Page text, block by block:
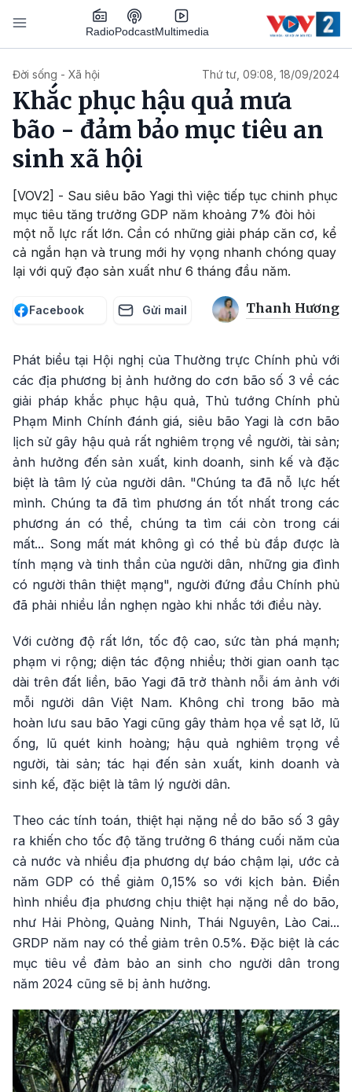
Nhảy đến nội dung
RadioPodcastMultimedia
Đời sống - Xã hội Thứ tư, 09:08, 18/09/2024
Khắc phục hậu quả mưa
bão - đảm bảo mục tiêu an
sinh xã hội
[VOV2] - Sau siêu bão Yagi thì việc tiếp tục chinh phục
mục tiêu tăng trưởng GDP năm khoảng 7% đòi hỏi
một nỗ lực rất lớn. Cần có những giải pháp căn cơ, kể
cả ngắn hạn và trung mới hy vọng nhanh chóng quay
lại với quỹ đạo sản xuất như 6 tháng đầu năm.
Facebook Gửi mail Thanh Hương
Phát biểu tại Hội nghị của Thường trực Chính phủ với
các địa phương bị ảnh hưởng do cơn bão số 3 về các
giải pháp khắc phục hậu quả, Thủ tướng Chính phủ
Phạm Minh Chính đánh giá, siêu bão Yagi là cơn bão
lịch sử gây hậu quả rất nghiêm trọng về người, tài sản;
ảnh hưởng đến sản xuất, kinh doanh, sinh kế và đặc
biệt là tâm lý của người dân. "Chúng ta đã nỗ lực hết
mình. Chúng ta đã tìm phương án tốt nhất trong các
phương án có thể, chúng ta tìm cái còn trong cái
mất... Song mất mát không gì có thể bù đắp được là
tính mạng và tinh thần của người dân, những gia đình
có người thân thiệt mạng", người đứng đầu Chính phủ
đã phải nhiều lần nghẹn ngào khi nhắc tới điều này.
Với cường độ rất lớn, tốc độ cao, sức tàn phá mạnh;
phạm vi rộng; diện tác động nhiều; thời gian oanh tạc
dài trên đất liền, bão Yagi đã trở thành nỗi ám ảnh với
mỗi người dân Việt Nam. Không chỉ trong bão mà
hoàn lưu sau bão Yagi cũng gây thảm họa về sạt lở, lũ
ống, lũ quét kinh hoàng; hậu quả nghiêm trọng về
người, tài sản; tác hại đến sản xuất, kinh doanh và
sinh kế, đặc biệt là tâm lý người dân.
Theo các tính toán, thiệt hại nặng nề do bão số 3 gây
ra khiến cho tốc độ tăng trưởng 6 tháng cuối năm của
cả nước và nhiều địa phương dự báo chậm lại, ước cả
năm GDP có thể giảm 0,15% so với kịch bản. Điển
hình nhiều địa phương chịu thiệt hại nặng nề do bão,
như Hải Phòng, Quảng Ninh, Thái Nguyên, Lào Cai...
GRDP năm nay có thể giảm trên 0.5%. Đặc biệt là các
mục tiêu về đảm bảo an sinh cho người dân trong
năm 2024 cũng sẽ bị ảnh hưởng.